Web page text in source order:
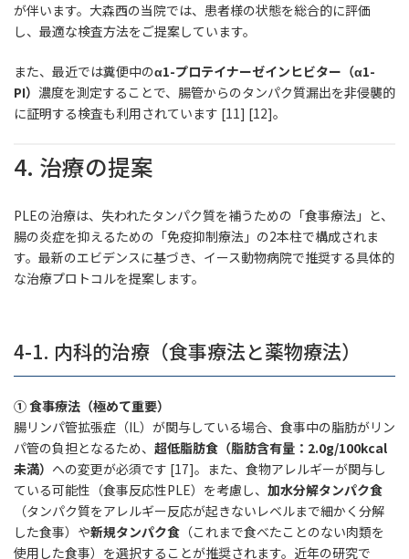
が伴います。大森西の当院では、患者様の状態を総合的に評価
し、最適な検査方法をご提案しています。
また、最近では糞便中のα1-プロテイナーゼインヒビター（α1-
PI） 濃度を測定することで、腸管からのタンパク質漏出を非侵襲的
に証明する検査も利用されています [11] [12]。
4. 治療の提案
PLEの治療は、失われたタンパク質を補うための「食事療法」と、
腸の炎症を抑えるための「免疫抑制療法」の2本柱で構成されま
す。最新のエビデンスに基づき、イース動物病院で推奨する具体的
な治療プロトコルを提案します。
4-1. 内科的治療（食事療法と薬物療法）
① 食事療法（極めて重要）
腸リンパ管拡張症（IL）が関与している場合、食事中の脂肪がリン
パ管の負担となるため、 超低脂肪食（脂肪含有量：2.0g/100kcal
未満） への変更が必須です [17]。また、食物アレルギーが関与し
ている可能性（食事反応性PLE）を考慮し、 加水分解タンパク食
（タンパク質をアレルギー反応が起きないレベルまで細かく分解
した食事）や新規タンパク食 （これまで食べたことのない肉類を
使用した食事）を選択することが推奨されます。近年の研究で